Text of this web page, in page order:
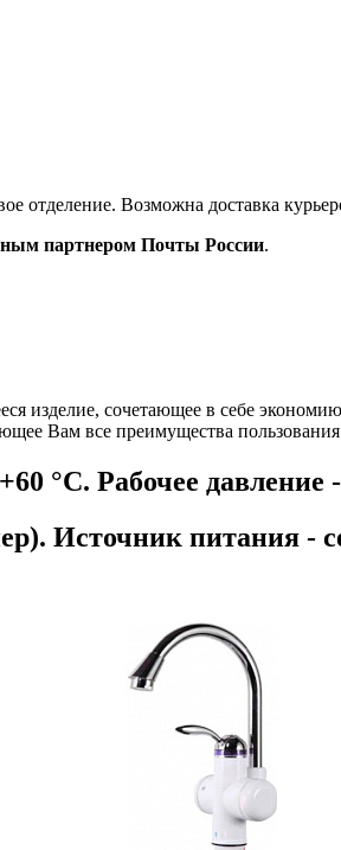
отделение. Возможна доставка
партнером Почты России.
изделие, сочетающее в себе
Вам все преимущества
°C. Рабочее давление
питания -